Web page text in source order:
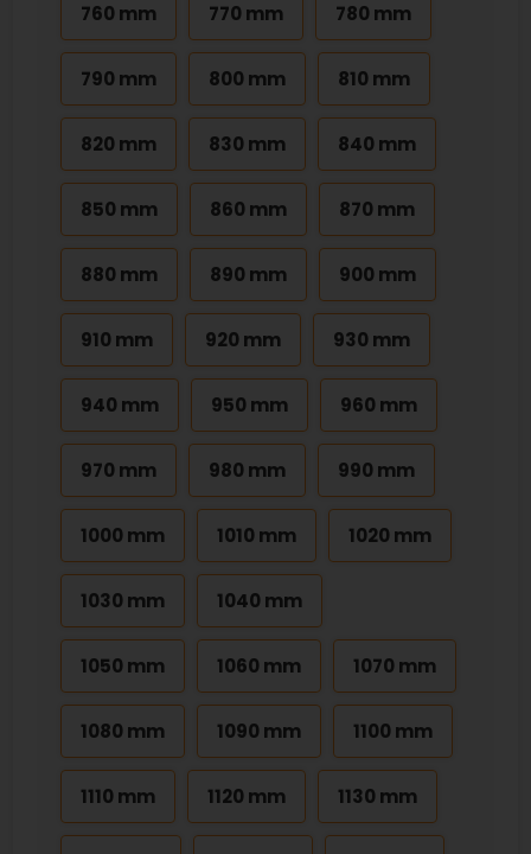
760 mm 770 mm 780 mm
790 mm 800 mm 810 mm
820 mm 830 mm 840 mm
850 mm 860 mm 870 mm
880 mm 890 mm 900 mm
910 mm 920 mm 930 mm
940 mm 950 mm 960 mm
970 mm 980 mm 990 mm
1000 mm 1010 mm 1020 mm
1030 mm 1040 mm
1050 mm 1060 mm 1070 mm
1080 mm 1090 mm 1100 mm
1110 mm 1120 mm 1130 mm